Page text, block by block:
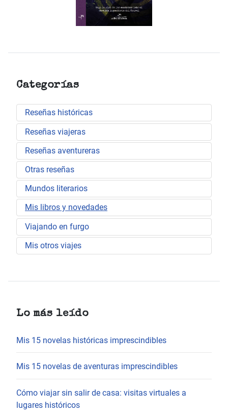
Categorías
Reseñas históricas
Reseñas viajeras
Reseñas aventureras
Otras reseñas
Mundos literarios
Mis libros y novedades
Viajando en furgo
Mis otros viajes
Lo más leído
Mis 15 novelas históricas imprescindibles
Mis 15 novelas de aventuras imprescindibles
Cómo viajar sin salir de casa: visitas virtuales a
lugares históricos